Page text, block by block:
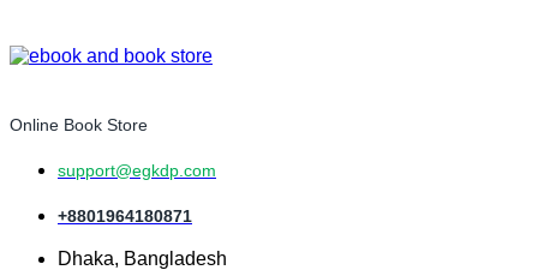
Online Book Store
support@egkdp.com
+8801964180871
Dhaka, Bangladesh